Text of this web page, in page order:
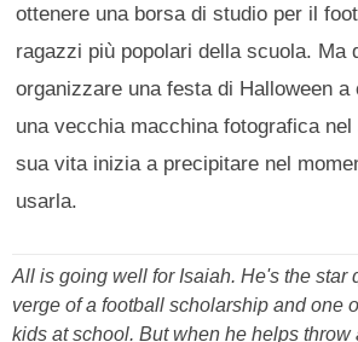
ottenere una borsa di studio per il
ragazzi più popolari della scuola. Ma
organizzare una festa di Halloween
una vecchia macchina fotografica
sua vita inizia a precipitare nel
usarla.
All is going well for Isaiah. He's the star
verge of a football scholarship and one
kids at school. But when he helps